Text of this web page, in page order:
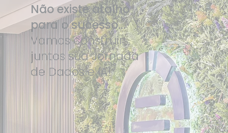
Não existe atalho
para o sucesso...
Vamos construir
juntos sua Jornada
de Dados e IA!